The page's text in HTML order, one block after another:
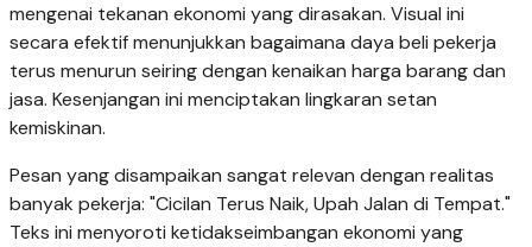
mengenai tekanan ekonomi yang dirasakan. Visual ini
secara efektif menunjukkan bagaimana daya beli pekerja
terus menurun seiring dengan kenaikan harga barang dan
jasa. Kesenjangan ini menciptakan lingkaran setan
kemiskinan.
Pesan yang disampaikan sangat relevan dengan realitas
banyak pekerja: "Cicilan Terus Naik, Upah Jalan di Tempat."
Teks ini menyoroti ketidakseimbangan ekonomi yang